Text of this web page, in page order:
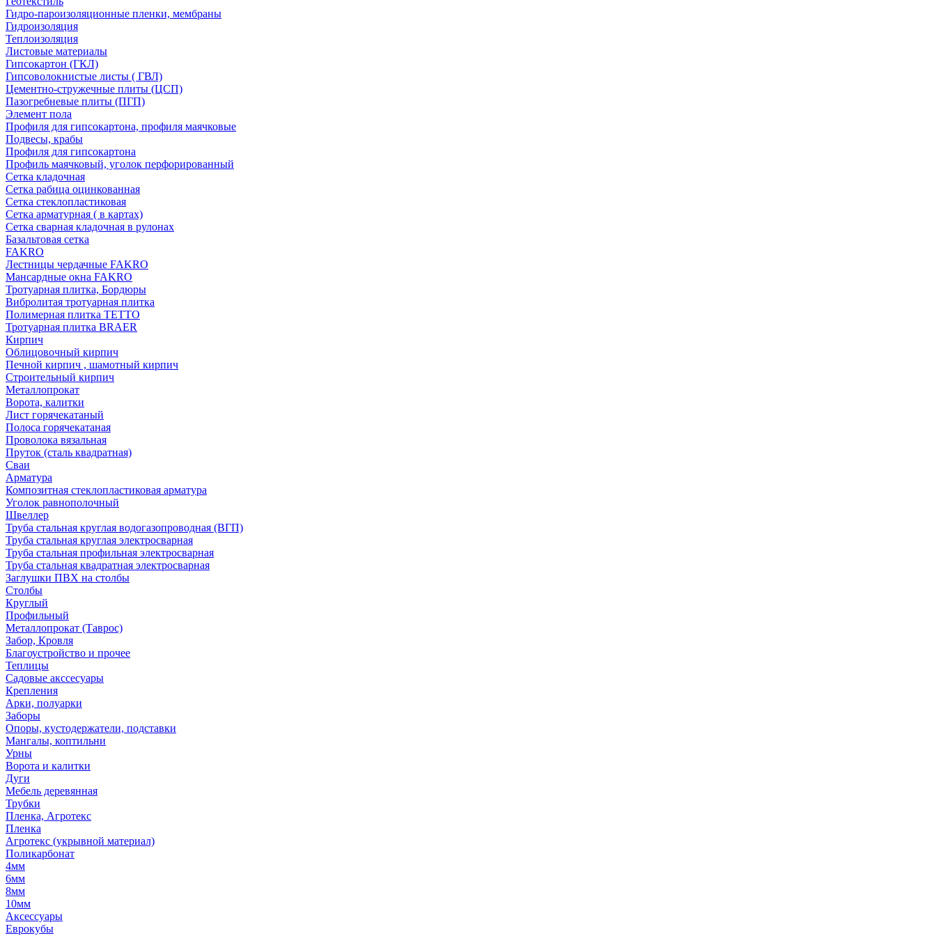
Гидро-пароизоляционные пленки, мембраны
Гидроизоляция
Теплоизоляция
Листовые материалы
Гипсокартон (ГКЛ)
Гипсоволокнистые листы ( ГВЛ)
Цементно-стружечные плиты (ЦСП)
Пазогребневые плиты (ПГП)
Элемент пола
Профиля для гипсокартона, профиля маячковые
Подвесы, крабы
Профиля для гипсокартона
Профиль маячковый, уголок перфорированный
Сетка кладочная
Сетка рабица оцинкованная
Сетка стеклопластиковая
Сетка арматурная ( в картах)
Сетка сварная кладочная в рулонах
Базальтовая сетка
FAKRO
Лестницы чердачные FAKRO
Мансардные окна FAKRO
Тротуарная плитка, Бордюры
Вибролитая тротуарная плитка
Полимерная плитка TETTO
Тротуарная плитка BRAER
Кирпич
Облицовочный кирпич
Печной кирпич , шамотный кирпич
Строительный кирпич
Металлопрокат
Ворота, калитки
Лист горячекатаный
Полоса горячекатаная
Проволока вязальная
Пруток (сталь квадратная)
Сваи
Арматура
Композитная стеклопластиковая арматура
Уголок равнополочный
Швеллер
Труба стальная круглая водогазопроводная (ВГП)
Труба стальная круглая электросварная
Труба стальная профильная электросварная
Труба стальная квадратная электросварная
Заглушки ПВХ на столбы
Столбы
Круглый
Профильный
Металлопрокат (Таврос)
Забор, Кровля
Благоустройство и прочее
Теплицы
Садовые акссесуары
Крепления
Арки, полуарки
Заборы
Опоры, кустодержатели, подставки
Мангалы, коптильни
Урны
Ворота и калитки
Дуги
Мебель деревянная
Трубки
Пленка, Агротекс
Пленка
Агротекс (укрывной материал)
Поликарбонат
4мм
6мм
8мм
10мм
Аксессуары
Еврокубы